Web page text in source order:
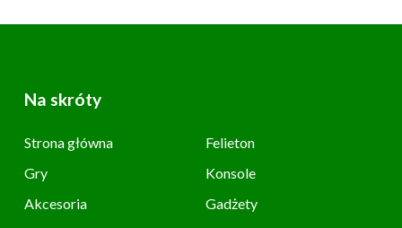
Na skróty
Strona główna
Felieton
Gry
Konsole
Akcesoria
Gadżety